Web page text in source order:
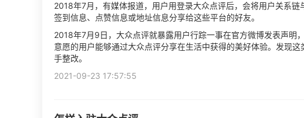
2018年7月，有媒体报道，用户用登录大众点评后，会将用户关系
签到信息、点赞信息或地址信息分享给这些平台的好友。
2018年7月9日，大众点评就暴露用户行踪一事在官方微博发表声明
意愿的用户能够通过大众点评分享在生活中获得的美好体验。发现
手整改。
2021-09-23 17:57:55